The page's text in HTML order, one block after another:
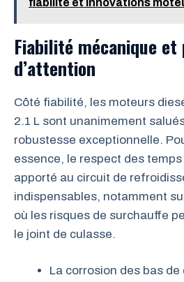
Fiabilité mécanique et
d’attention
Côté fiabilité, les moteurs
2.1 L sont unanimement
robustesse exceptionnelle.
essence, le respect des
apporté au circuit de
indispensables, notamment
où les risques de surchauffe
le joint de culasse.
La corrosion des bas